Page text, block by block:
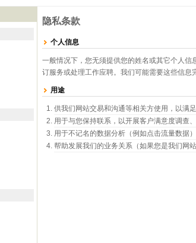
隐私条款
个人信息
一般情况下，您无须提供您的姓名或其它个人
订服务或处理工作应聘。我们可能需要这些信息
用途
供我们网站交易和沟通等相关方使用，以满
用于与您保持联系，以开展客户满意度调查
用于不记名的数据分析（例如点击流量数据）
帮助发展我们的业务关系（如果您是我们网